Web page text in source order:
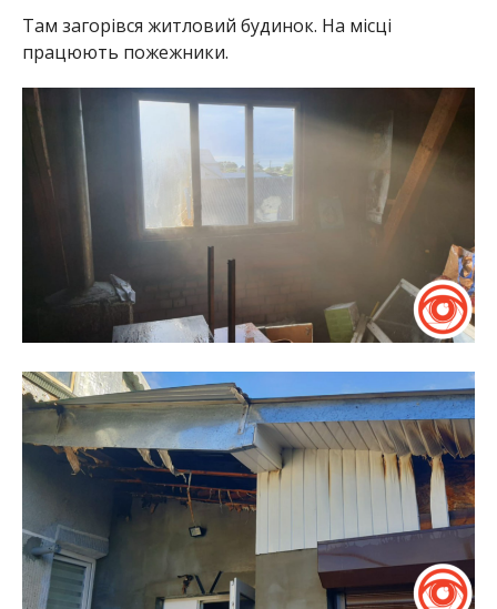
Там загорівся житловий будинок. На місці
працюють пожежники.